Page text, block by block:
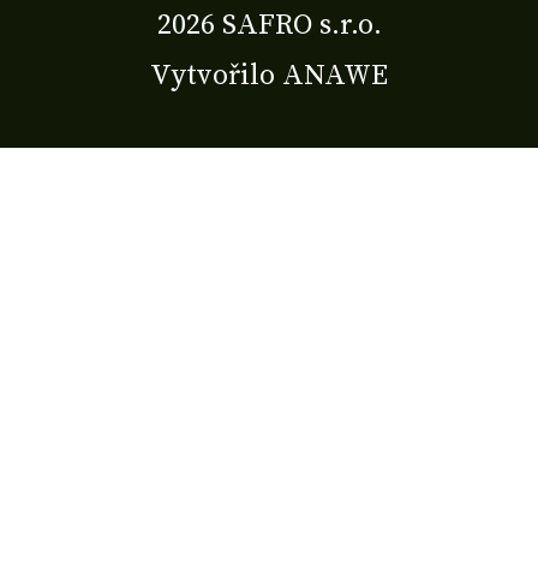
2026 SAFRO s.r.o.
Vytvořilo ANAWE